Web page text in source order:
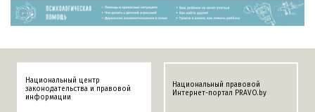
Национальный центр
законодательства и правовой
информации
Национальный правовой
Интернет-портал PRAVO.by